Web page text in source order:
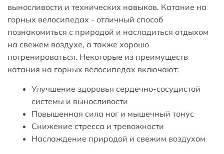
выносливости и технических навыков. Катание на
горных велосипедах - отличный способ
познакомиться с природой и насладиться отдыхом
на свежем воздухе, а также хорошо
потренироваться. Некоторые из преимуществ
катания на горных велосипедах включают:
Улучшение здоровья сердечно-сосудистой
системы и выносливости
Повышенная сила ног и мышечный тонус
Снижение стресса и тревожности
Наслаждение природой и свежим воздухом